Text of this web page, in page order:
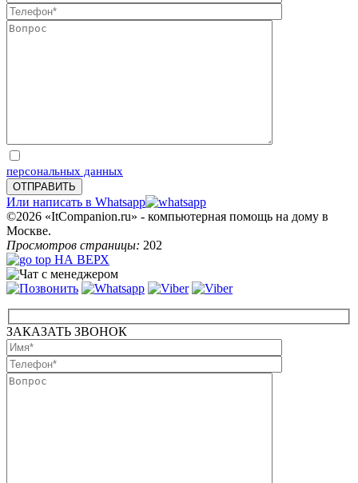
персональных данных
Или написать в Whatsapp
©2026 «ItCompanion.ru» - компьютерная помощь на дому в
Москве.
Просмотров страницы: 202
НА ВЕРХ
ЗАКАЗАТЬ ЗВОНОК